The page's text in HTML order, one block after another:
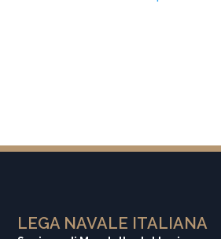
LEGA NAVALE ITALIANA